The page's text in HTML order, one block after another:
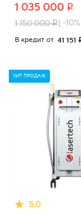
1 035 000 i
1 150 000i| -10%
В кредит от 41 151
ХИТ ПРОДАЖ
5.0